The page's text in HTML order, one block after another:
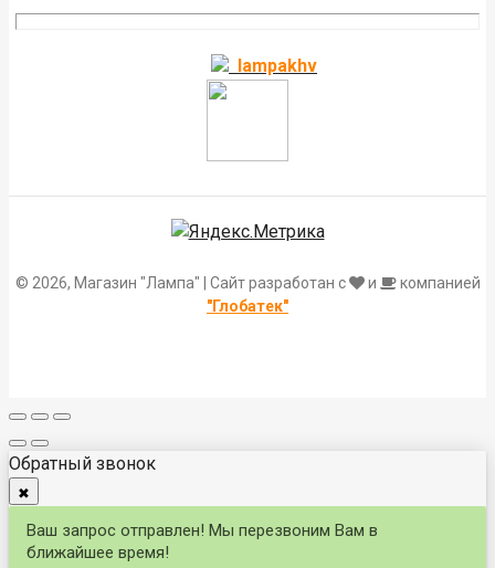
lampakhv
© 2026, Магазин "Лампа" | Сайт разработан с и
компанией
"Глобатек"
Обратный звонок
✖
Ваш запрос отправлен! Мы перезвоним Вам в
ближайшее время!